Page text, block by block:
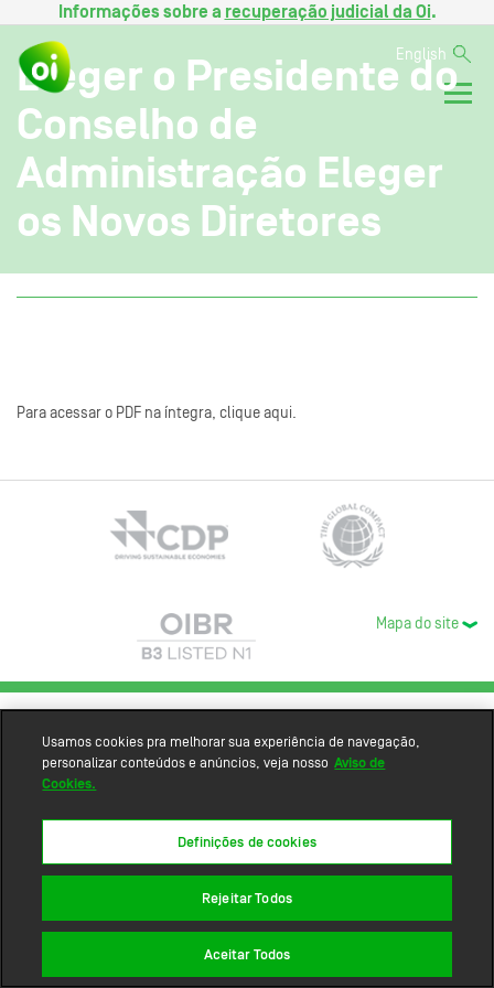
Informações sobre a recuperação judicial da Oi.
English
Eleger o Presidente do
Conselho de
Administração Eleger
os Novos Diretores
Para acessar o PDF na íntegra, clique aqui.
Mapa do site
Usamos cookies pra melhorar sua experiência de navegação,
personalizar conteúdos e anúncios, veja nosso Aviso de
Cookies.
Definições de cookies
Rejeitar Todos
Aceitar Todos